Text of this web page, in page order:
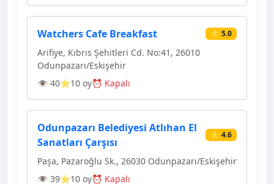
Watchers Cafe Breakfast ⭐ 5.0
Arifiye, Kıbrıs Şehitleri Cd. No:41, 26010
Odunpazarı/Eskişehir
👁 40⭐10 oy⏰ Kapalı
Odunpazarı Belediyesi Atlıhan El
Sanatları Çarşısı
⭐ 4.6
Paşa, Pazaroğlu Sk., 26030 Odunpazarı/Eskişehir
👁 39⭐10 oy⏰ Kapalı